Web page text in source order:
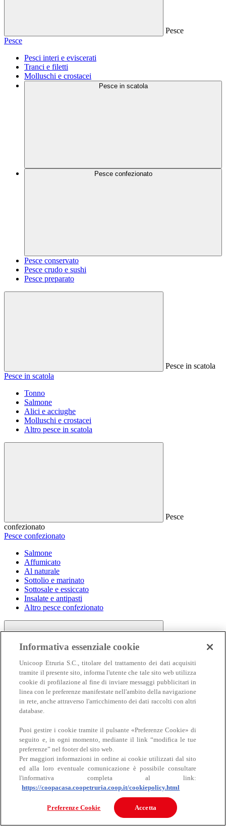
Pesce
Pesce
Pesci interi e eviscerati
Tranci e filetti
Molluschi e crostacei
Pesce in scatola
Pesce confezionato
Pesce conservato
Pesce crudo e sushi
Pesce preparato
Pesce in scatola
Pesce in scatola
Tonno
Salmone
Alici e acciughe
Molluschi e crostacei
Altro pesce in scatola
Pesce
confezionato
Pesce confezionato
Salmone
Affumicato
Al naturale
Sottolio e marinato
Sottosale e essiccato
Insalate e antipasti
Altro pesce confezionato
Carne
Carne
Bovino
Informativa essenziale cookie
Unicoop Etruria S.C., titolare del trattamento dei dati acquisiti
tramite il presente sito, informa l'utente che tale sito web utilizza
cookie di profilazione al fine di inviare messaggi pubblicitari in
linea con le preferenze manifestate nell'ambito della navigazione
in rete, anche attraverso l'arricchimento dei dati raccolti con altri
database.
Puoi gestire i cookie tramite il pulsante «Preferenze Cookie» di
seguito e, in ogni momento, mediante il link “modifica le tue
preferenze” nel footer del sito web.
Per maggiori informazioni in ordine ai cookie utilizzati dal sito
ed alla loro eventuale comunicazione è possibile consultare
l'informativa completa al link:
https://coopacasa.coopetruria.coop.it/cookiepolicy.html
Preferenze Cookie Accetta